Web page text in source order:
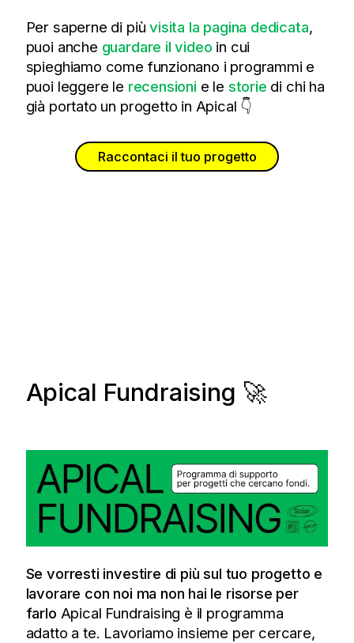
Per saperne di piùvisita la pagina dedicata,
puoi anche guardare il video in cui
spieghiamo come funzionano i programmi e
puoi leggere le recensioni e le storie di chi ha
già portato un progetto in Apical 👇
Raccontaci il tuo progetto
Apical Fundraising 🚀
Se vorresti investire di più sul tuo progetto e
lavorare con noi ma non hai le risorse per
farlo Apical Fundraising è il programma
adatto a te. Lavoriamo insieme per cercare,